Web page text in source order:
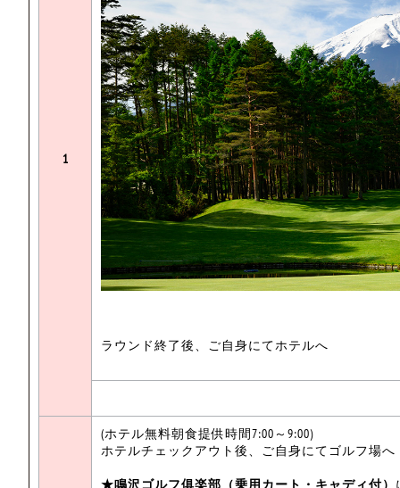
1
ラウンド終了後、ご自身にてホテルへ
(ホテル無料朝食提供時間7:00～9:00)
ホテルチェックアウト後、ご自身にてゴルフ場へ
★鳴沢ゴルフ俱楽部（乗用カート・キャディ付）